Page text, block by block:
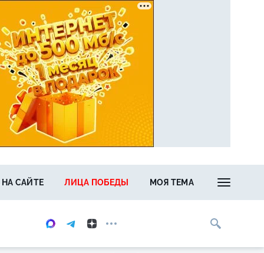
НА САЙТЕ ЛИЦА ПОБЕДЫ МОЯ ТЕМА